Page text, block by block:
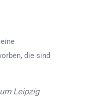
die sind
Leipzig